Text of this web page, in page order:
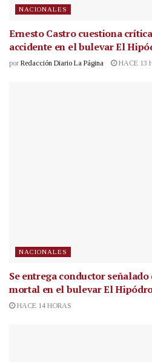
NACIONALES
Ernesto Castro cuestiona
accidente en el bulevar El
por Redacción Diario La Página HACE 13
NACIONALES
Se entrega conductor
mortal en el bulevar El
HACE 14 HORAS